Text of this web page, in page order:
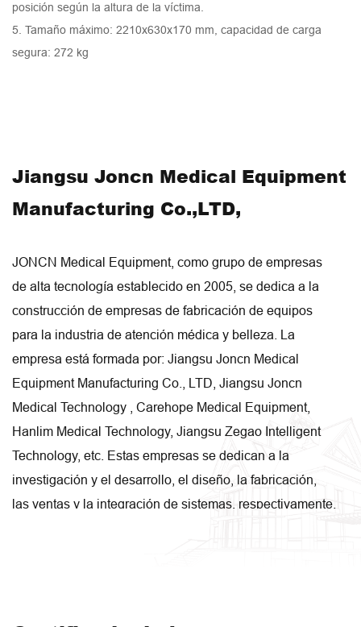
posición según la altura de la víctima.
5. Tamaño máximo: 2210x630x170 mm, capacidad de carga
segura: 272 kg
Jiangsu Joncn Medical Equipment
Manufacturing Co.,LTD,
JONCN Medical Equipment, como grupo de empresas
de alta tecnología establecido en 2005, se dedica a la
construcción de empresas de fabricación de equipos
para la industria de atención médica y belleza. La
empresa está formada por: Jiangsu Joncn Medical
Equipment Manufacturing Co., LTD, Jiangsu Joncn
Medical Technology , Carehope Medical Equipment,
Hanlim Medical Technology, Jiangsu Zegao Intelligent
Technology, etc. Estas empresas se dedican a la
investigación y el desarrollo, el diseño, la fabricación,
las ventas y la integración de sistemas, respectivamente.